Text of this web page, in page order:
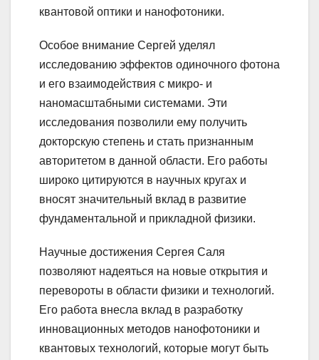
квантовой оптики и нанофотоники.
Особое внимание Сергей уделял
исследованию эффектов одиночного фотона
и его взаимодействия с микро- и
наномасштабными системами. Эти
исследования позволили ему получить
докторскую степень и стать признанным
авторитетом в данной области. Его работы
широко цитируются в научных кругах и
вносят значительный вклад в развитие
фундаментальной и прикладной физики.
Научные достижения Сергея Саля
позволяют надеяться на новые открытия и
перевороты в области физики и технологий.
Его работа внесла вклад в разработку
инновационных методов нанофотоники и
квантовых технологий, которые могут быть